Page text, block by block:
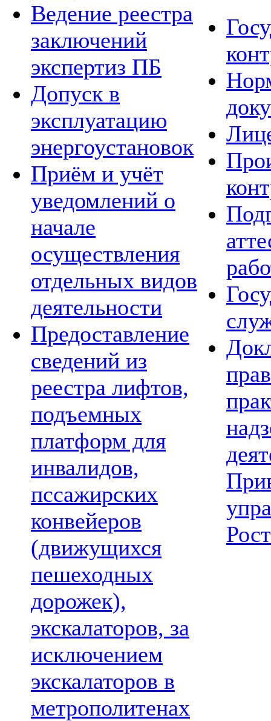
Ведение реестра
заключений
экспертиз ПБ
Допуск в
эксплуатацию
энергоустановок
Приём и учёт
уведомлений о
начале
осуществления
отдельных видов
деятельности
Предоставление
сведений из
реестра лифтов,
подъемных
платформ для
инвалидов,
пссажирских
конвейеров
(движущихся
пешеходных
дорожек),
экскалаторов, за
исключением
экскалаторов в
метрополитенах